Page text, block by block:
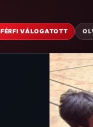
FÉRFI VÁLOGATOTT